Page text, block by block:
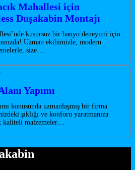
Mahallesi için
Duşakabin Montajı
kusursuz bir banyo deneyimi için
Uzman ekibimizle, modern
size…
Yapımı
konusunda uzmanlaşmış bir firma
şıklığı ve konforu yaratmanıza
kaliteli malzemeler…